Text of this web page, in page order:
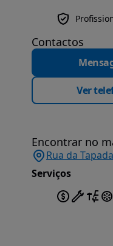
Contactos
Ver
Encontrar no
Rua da
Serviços